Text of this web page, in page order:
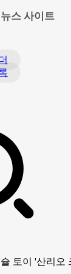
스 사이트
토이 '산리오